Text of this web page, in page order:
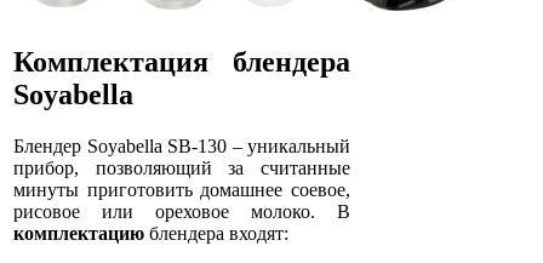
Комплектация блендера
Soyabella
Блендер Soyabella SB-130 – уникальный
прибор, позволяющий за считанные
минуты приготовить домашнее соевое,
рисовое или ореховое молоко. В
комплектацию блендера входят: